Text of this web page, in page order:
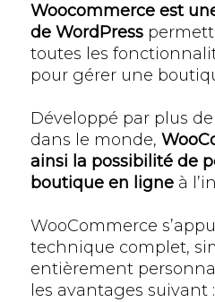
Woocommerce est
de WordPress
toutes les
pour gérer une
Développé par plus
dans le monde,
ainsi la possibilité de
boutique en ligneà
WooCommerce
technique complet,
entièrement
les avantages suivant :